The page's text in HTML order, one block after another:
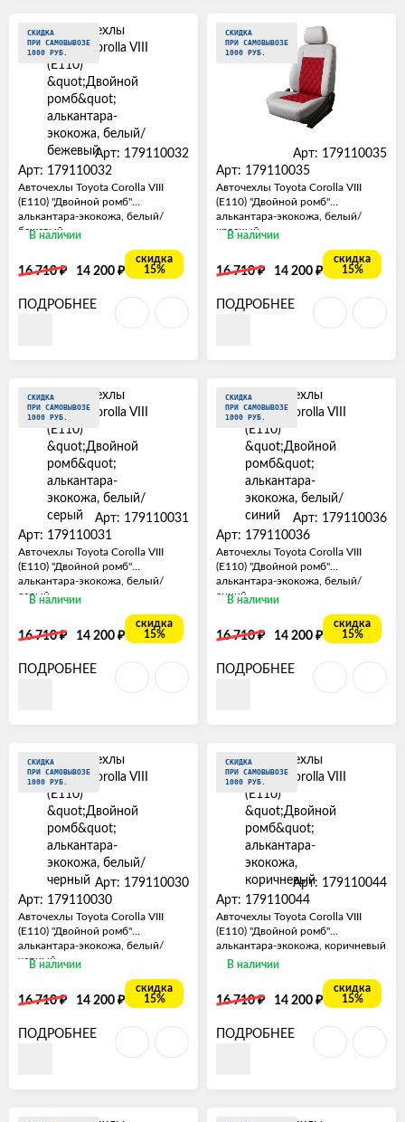
СКИДКА
ПРИ САМОВЫВОЗЕ
1000 РУБ.
Арт: 179110032
Арт: 179110032
Авточехлы Toyota Corolla VIII
(E110) "Двойной ромб"
алькантара-экокожа, белый/
бежевый
В наличии
16 710₽ 14 200 ₽
скидка
15%
ПОДРОБНЕЕ
СКИДКА
ПРИ САМОВЫВОЗЕ
1000 РУБ.
Арт: 179110035
Арт: 179110035
Авточехлы Toyota Corolla VIII
(E110) "Двойной ромб"
алькантара-экокожа, белый/
красный
В наличии
16 710₽ 14 200 ₽
скидка
15%
ПОДРОБНЕЕ
СКИДКА
ПРИ САМОВЫВОЗЕ
1000 РУБ.
Арт: 179110031
Арт: 179110031
Авточехлы Toyota Corolla VIII
(E110) "Двойной ромб"
алькантара-экокожа, белый/
серый
В наличии
16 710₽ 14 200 ₽
скидка
15%
ПОДРОБНЕЕ
СКИДКА
ПРИ САМОВЫВОЗЕ
1000 РУБ.
Арт: 179110036
Арт: 179110036
Авточехлы Toyota Corolla VIII
(E110) "Двойной ромб"
алькантара-экокожа, белый/
синий
В наличии
16 710₽ 14 200 ₽
скидка
15%
ПОДРОБНЕЕ
СКИДКА
ПРИ САМОВЫВОЗЕ
1000 РУБ.
Арт: 179110030
Арт: 179110030
Авточехлы Toyota Corolla VIII
(E110) "Двойной ромб"
алькантара-экокожа, белый/
черный
В наличии
16 710₽ 14 200 ₽
скидка
15%
ПОДРОБНЕЕ
СКИДКА
ПРИ САМОВЫВОЗЕ
1000 РУБ.
Арт: 179110044
Арт: 179110044
Авточехлы Toyota Corolla VIII
(E110) "Двойной ромб"
алькантара-экокожа, коричневый
В наличии
16 710₽ 14 200 ₽
скидка
15%
ПОДРОБНЕЕ